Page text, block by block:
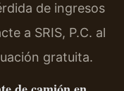
de ingresos
a SRIS, P.C. al
gratuita.